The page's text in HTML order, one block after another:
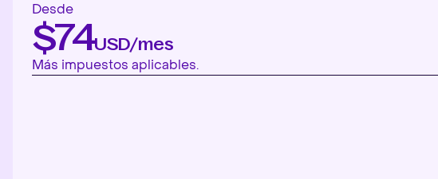
Desde
$74USD/mes
Más impuestos aplicables.